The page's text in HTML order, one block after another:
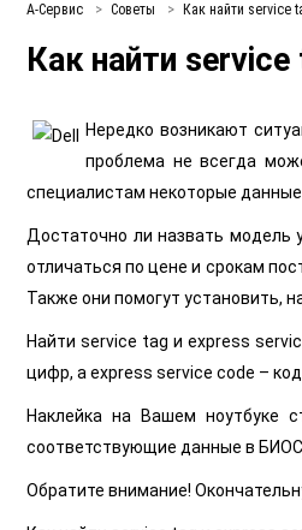
А-Сервис Советы Как найти service
Как найти
Нередко возникают
проблема не всегда
специалистам некоторые данные
Достаточно ли назвать модель
отличаться по цене и срокам
Также они помогут установить,
Найти service tag и express
цифр, а express service code –
Наклейка на Вашем ноутбуке
соответствующие данные в
Обратите внимание!